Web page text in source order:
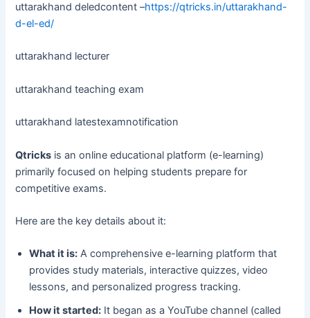
uttarakhand deledcontent –https://qtricks.in/uttarakhand-
d-el-ed/
uttarakhand lecturer
uttarakhand teaching exam
uttarakhand latestexamnotification
Qtricks is an online educational platform (e-learning)
primarily focused on helping students prepare for
competitive exams.
Here are the key details about it:
What it is: A comprehensive e-learning platform that
provides study materials, interactive quizzes, video
lessons, and personalized progress tracking.
How it started: It began as a YouTube channel (called